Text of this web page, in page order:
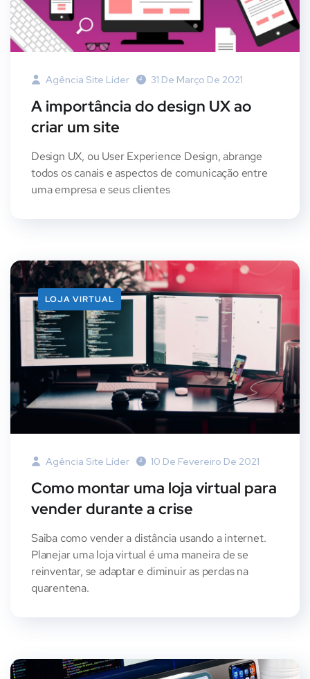
Agência Site Líder 31 De Março De 2021
A importância do design UX ao
criar um site
Design UX, ou User Experience Design, abrange
todos os canais e aspectos de comunicação entre
uma empresa e seus clientes
LOJA VIRTUAL
Agência Site Líder 10 De Fevereiro De 2021
Como montar uma loja virtual para
vender durante a crise
Saiba como vender a distância usando a internet.
Planejar uma loja virtual é uma maneira de se
reinventar, se adaptar e diminuir as perdas na
quarentena.